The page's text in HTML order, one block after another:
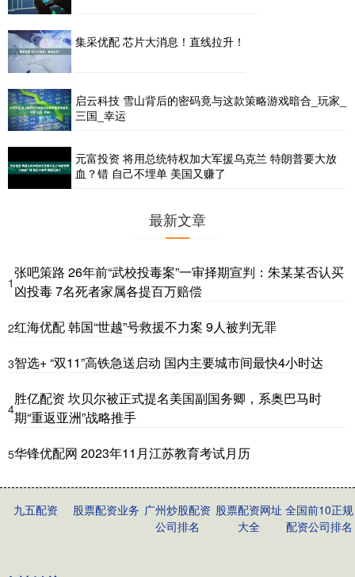
集采优配 芯片大消息！直线拉升！
启云科技 雪山背后的密码竟与这款策略游戏暗合_玩家_
三国_幸运
元富投资 将用总统特权加大军援乌克兰 特朗普要大放
血？错 自己不埋单 美国又赚了
最新文章
1
张吧策路 26年前“武校投毒案”一审择期宣判：朱某某否认买
凶投毒 7名死者家属各提百万赔偿
2红海优配 韩国“世越”号救援不力案 9人被判无罪
3智选+ “双11”高铁急送启动 国内主要城市间最快4小时达
4
胜亿配资 坎贝尔被正式提名美国副国务卿，系奥巴马时
期“重返亚洲”战略推手
5华锋优配网 2023年11月江苏教育考试月历
九五配资 股票配资业务 广州炒股配资
公司排名
股票配资网址
大全
全国前10正规
配资公司排名